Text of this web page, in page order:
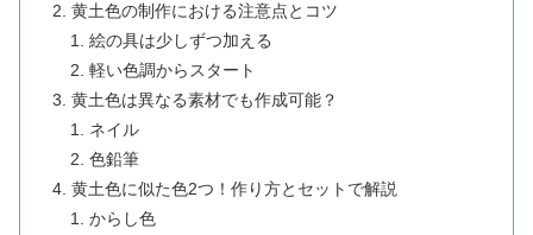
黄土色の制作における注意点とコツ
絵の具は少しずつ加える
軽い色調からスタート
黄土色は異なる素材でも作成可能？
ネイル
色鉛筆
黄土色に似た色2つ！作り方とセットで解説
からし色